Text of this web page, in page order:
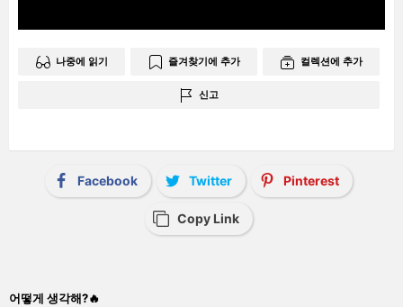
나중에 읽기 즐겨찾기에 추가 컬렉션에 추가
신고
Facebook Twitter Pinterest
Copy Link
어떻게 생각해?🔥